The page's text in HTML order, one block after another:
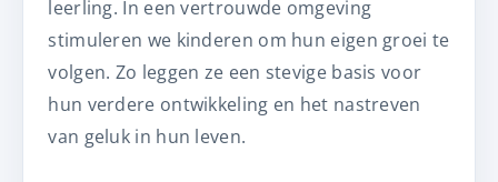
leerling. In een vertrouwde omgeving
stimuleren we kinderen om hun eigen groei te
volgen. Zo leggen ze een stevige basis voor
hun verdere ontwikkeling en het nastreven
van geluk in hun leven.